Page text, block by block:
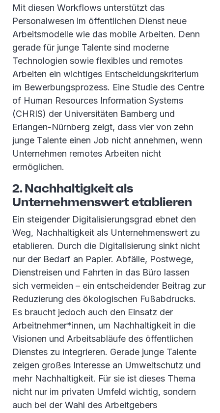
Mit diesen Workflows unterstützt das
Personalwesen im öffentlichen Dienst neue
Arbeitsmodelle wie das mobile Arbeiten. Denn
gerade für junge Talente sind moderne
Technologien sowie flexibles und remotes
Arbeiten ein wichtiges Entscheidungskriterium
im Bewerbungsprozess. Eine Studie des Centre
of Human Resources Information Systems
(CHRIS) der Universitäten Bamberg und
Erlangen-Nürnberg zeigt, dass vier von zehn
junge Talente einen Job nicht annehmen, wenn
Unternehmen remotes Arbeiten nicht
ermöglichen.
2. Nachhaltigkeit als
Unternehmenswert etablieren
Ein steigender Digitalisierungsgrad ebnet den
Weg, Nachhaltigkeit als Unternehmenswert zu
etablieren. Durch die Digitalisierung sinkt nicht
nur der Bedarf an Papier. Abfälle, Postwege,
Dienstreisen und Fahrten in das Büro lassen
sich vermeiden – ein entscheidender Beitrag zur
Reduzierung des ökologischen Fußabdrucks.
Es braucht jedoch auch den Einsatz der
Arbeitnehmer*innen, um Nachhaltigkeit in die
Visionen und Arbeitsabläufe des öffentlichen
Dienstes zu integrieren. Gerade junge Talente
zeigen großes Interesse an Umweltschutz und
mehr Nachhaltigkeit. Für sie ist dieses Thema
nicht nur im privaten Umfeld wichtig, sondern
auch bei der Wahl des Arbeitgebers